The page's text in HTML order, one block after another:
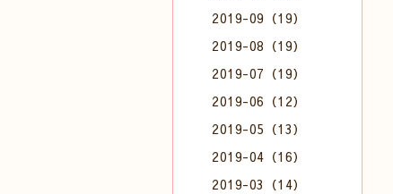
2019-09（19）
2019-08（19）
2019-07（19）
2019-06（12）
2019-05（13）
2019-04（16）
2019-03（14）